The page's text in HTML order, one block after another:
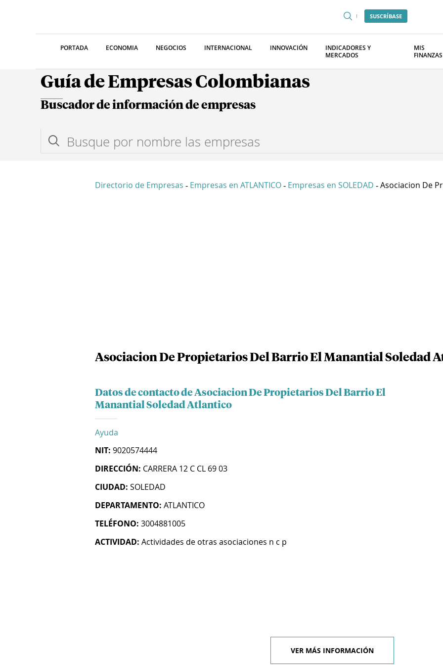
SUSCRÍBASE
PORTADA ECONOMIA NEGOCIOS INTERNACIONAL INNOVACIÓN
INDICADORES Y
MERCADOS
MIS
FINANZAS
Guía de Empresas Colombianas
Buscador de información de empresas
Directorio de Empresas - Empresas en ATLANTICO - Empresas en SOLEDAD - Asociacion De
Asociacion De Propietarios Del Barrio El Manantial Soledad
Datos de contacto de Asociacion De Propietarios Del Barrio El
Manantial Soledad Atlantico
Ayuda
NIT: 9020574444
DIRECCIÓN: CARRERA 12 C CL 69 03
CIUDAD: SOLEDAD
DEPARTAMENTO: ATLANTICO
TELÉFONO: 3004881005
ACTIVIDAD: Actividades de otras asociaciones n c p
VER MÁS INFORMACIÓN